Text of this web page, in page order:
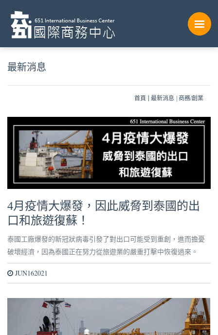
最新消息
首頁 最新消息 商務/創業
4月疫情大爆發，因此威脅到泰國的出
口和旅遊復蘇！
泰國工廠爆發的新冠狀病毒引發了對出口可能受到重創，進而擔憂
破壞經濟，因為泰國正在努力從旅遊業的嚴重打擊中恢復過來。
JUN162021